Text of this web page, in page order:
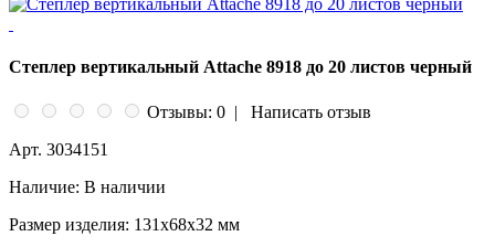
Степлер вертикальный Attache 8918 до 20 листов черный
Отзывы: 0 |
Написать отзыв
Арт. 3034151
Наличие: В наличии
Размер изделия: 131x68x32 мм